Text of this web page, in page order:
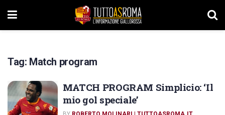
Tag: Match program
MATCH PROGRAM Simplicio: ‘Il
mio gol speciale’